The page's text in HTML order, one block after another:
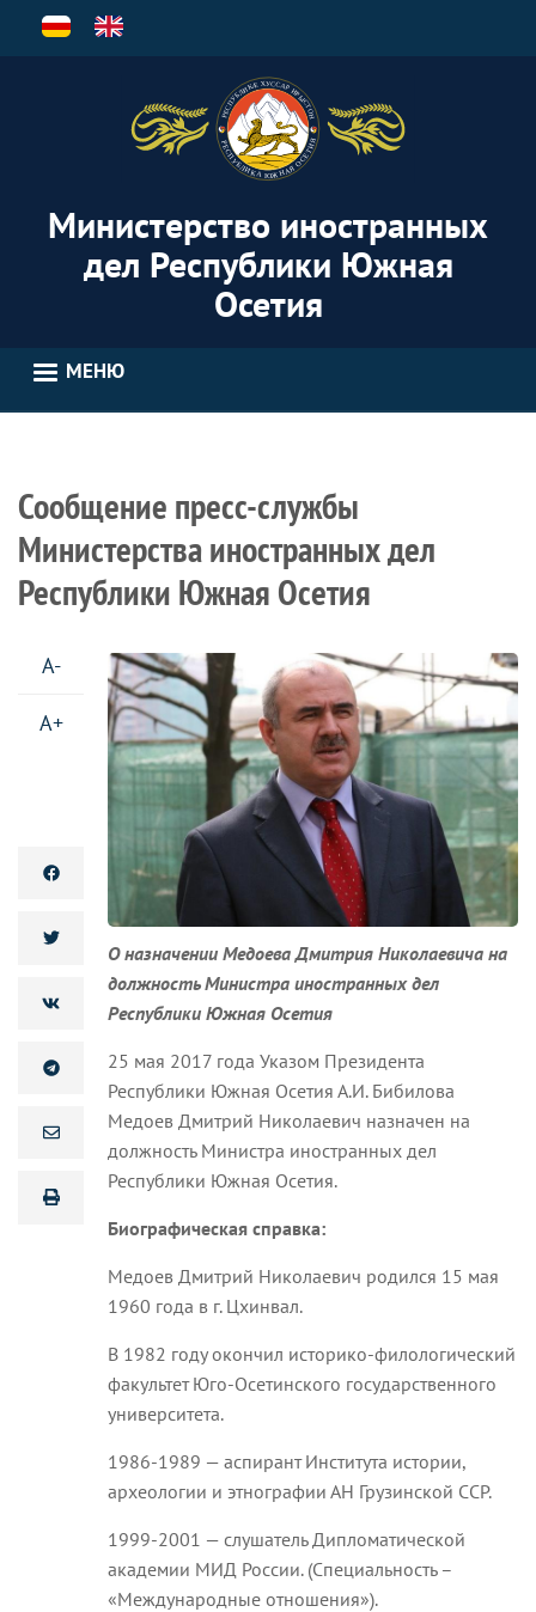
Перейти
Министерство иностранных
дел Республики Южная
Осетия
МЕНЮ
Сообщение пресс-службы
Министерства иностранных дел
Республики Южная Осетия
A-
A+
О назначении Медоева Дмитрия Николаевича на
должность Министра иностранных дел
Республики Южная Осетия
25 мая 2017 года Указом Президента
Республики Южная Осетия А.И. Бибилова
Медоев Дмитрий Николаевич назначен на
должность Министра иностранных дел
Республики Южная Осетия.
Биографическая справка:
Медоев Дмитрий Николаевич родился 15 мая
1960 года в г. Цхинвал.
В 1982 году окончил историко-филологический
факультет Юго-Осетинского государственного
университета.
1986-1989 — аспирант Института истории,
археологии и этнографии АН Грузинской ССР.
1999-2001 — слушатель Дипломатической
академии МИД России. (Специальность –
«Международные отношения»).